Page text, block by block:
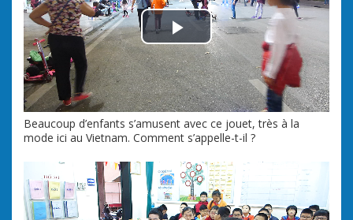
Play Video
Beaucoup d’enfants s’amusent avec ce jouet, très à la
mode ici au Vietnam. Comment s’appelle-t-il ?